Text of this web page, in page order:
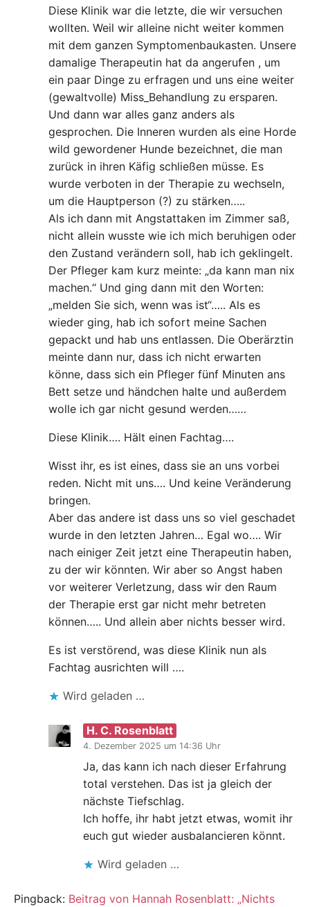
Diese Klinik war die letzte, die wir versuchen
wollten. Weil wir alleine nicht weiter kommen
mit dem ganzen Symptomenbaukasten. Unsere
damalige Therapeutin hat da angerufen , um
ein paar Dinge zu erfragen und uns eine weiter
(gewaltvolle) Miss_Behandlung zu ersparen.
Und dann war alles ganz anders als
gesprochen. Die Inneren wurden als eine Horde
wild gewordener Hunde bezeichnet, die man
zurück in ihren Käfig schließen müsse. Es
wurde verboten in der Therapie zu wechseln,
um die Hauptperson (?) zu stärken…..
Als ich dann mit Angstattaken im Zimmer saß,
nicht allein wusste wie ich mich beruhigen oder
den Zustand verändern soll, hab ich geklingelt.
Der Pfleger kam kurz meinte: „da kann man nix
machen.“ Und ging dann mit den Worten:
„melden Sie sich, wenn was ist“….. Als es
wieder ging, hab ich sofort meine Sachen
gepackt und hab uns entlassen. Die Oberärztin
meinte dann nur, dass ich nicht erwarten
könne, dass sich ein Pfleger fünf Minuten ans
Bett setze und händchen halte und außerdem
wolle ich gar nicht gesund werden……
Diese Klinik…. Hält einen Fachtag….
Wisst ihr, es ist eines, dass sie an uns vorbei
reden. Nicht mit uns…. Und keine Veränderung
bringen.
Aber das andere ist dass uns so viel geschadet
wurde in den letzten Jahren… Egal wo…. Wir
nach einiger Zeit jetzt eine Therapeutin haben,
zu der wir könnten. Wir aber so Angst haben
vor weiterer Verletzung, dass wir den Raum
der Therapie erst gar nicht mehr betreten
können….. Und allein aber nichts besser wird.
Es ist verstörend, was diese Klinik nun als
Fachtag ausrichten will ….
Wird geladen …
H. C. Rosenblatt
4. Dezember 2025 um 14:36 Uhr
Ja, das kann ich nach dieser Erfahrung
total verstehen. Das ist ja gleich der
nächste Tiefschlag.
Ich hoffe, ihr habt jetzt etwas, womit ihr
euch gut wieder ausbalancieren könnt.
Wird geladen …
Pingback: Beitrag von Hannah Rosenblatt: „Nichts